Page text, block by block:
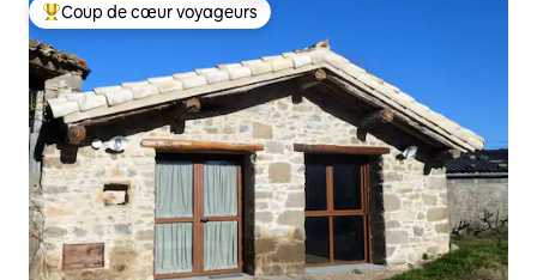
Coups de cœur voyageurs les plus appréciés
Coup de cœur voyageurs